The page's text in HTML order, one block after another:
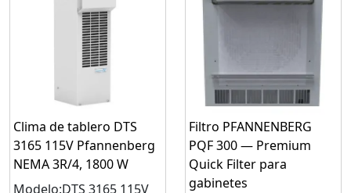
Clima de tablero DTS
3165 115V Pfannenberg
NEMA 3R/4, 1800 W
Modelo:DTS 3165 115V
Filtro PFANNENBERG
PQF 300 — Premium
Quick Filter para
gabinetes